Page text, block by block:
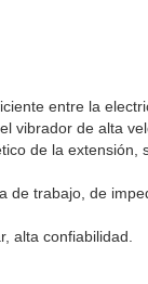
entre la
vibrador de alta
de la extensión,
de trabajo, de
alta confiabilidad.